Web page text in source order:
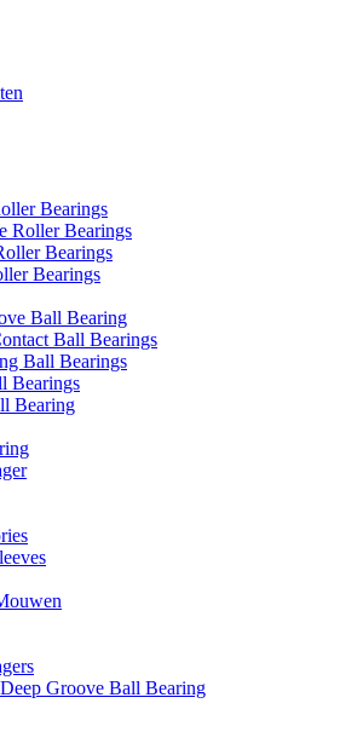
Bearings
Roller Bearings
Bearings
Bearings
Ball Bearing
Ball Bearings
Ball Bearings
Bearings
Bearing
Groove Ball Bearing